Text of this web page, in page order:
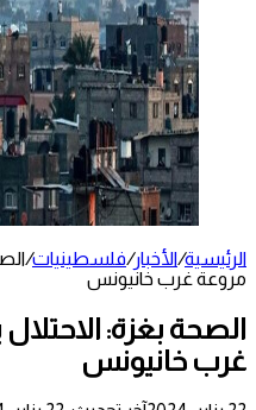
الرئيسية/الأخبار/فلسطينيات/
مروعة غرب خانيونس
الصحة بغزة:
غرب خانيونس